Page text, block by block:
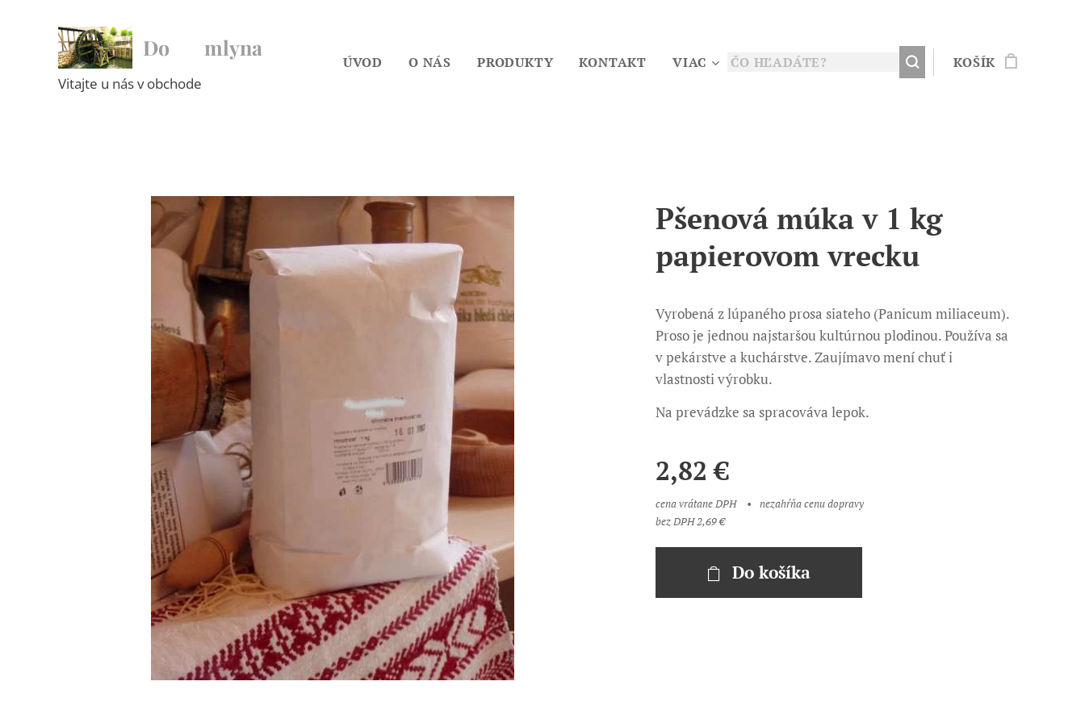
Do ♥ mlyna
Vitajte u nás v obchode
ÚVOD O NÁS PRODUKTY KONTAKT VIAC KOŠÍK
Pšenová múka v 1 kg
papierovom vrecku
Vyrobená z lúpaného prosa siateho (Panicum miliaceum).
Proso je jednou najstaršou kultúrnou plodinou. Používa sa
v pekárstve a kuchárstve. Zaujímavo mení chuť i
vlastnosti výrobku.
Na prevádzke sa spracováva lepok.
2,82 €
cena vrátane DPH
nezahŕňa cenu dopravy
bez DPH 2,69 €
Do košíka